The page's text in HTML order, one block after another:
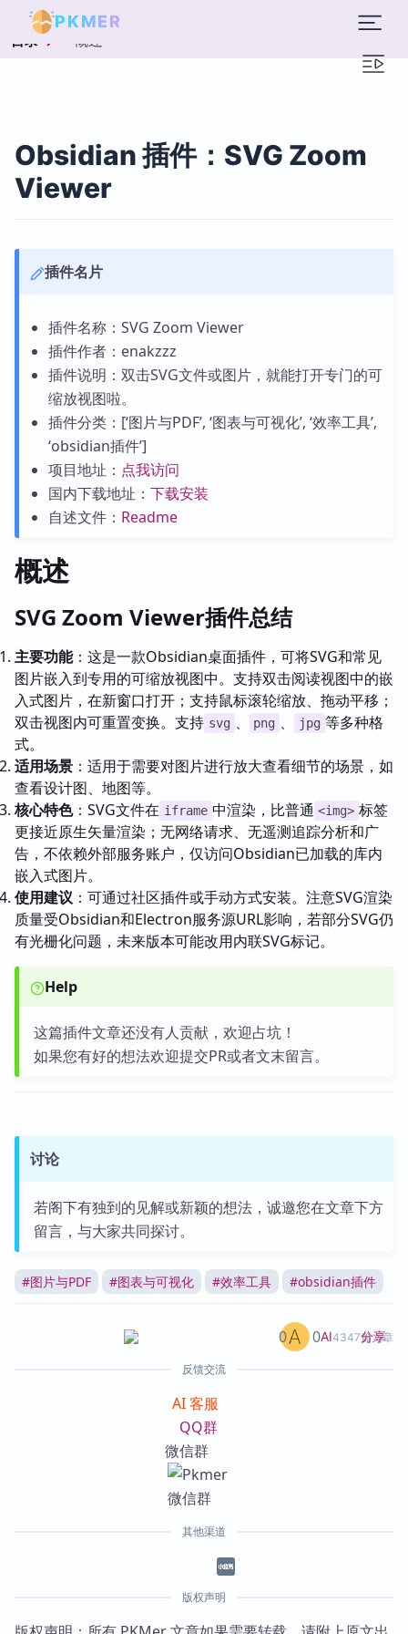
PKMER
目录 概述
Obsidian 插件：SVG Zoom
Viewer
插件名片
插件名称：SVG Zoom Viewer
插件作者：enakzzz
插件说明：双击SVG文件或图片，就能打开专门的可
缩放视图啦。
插件分类：[‘图片与PDF’, ‘图表与可视化’, ‘效率工具’,
‘obsidian插件’]
项目地址： 点我访问
国内下载地址： 下载安装
自述文件： Readme
概述
SVG Zoom Viewer插件总结
主要功能：这是一款Obsidian桌面插件，可将SVG和常见
图片嵌入到专用的可缩放视图中。支持双击阅读视图中的嵌
入式图片，在新窗口打开；支持鼠标滚轮缩放、拖动平移；
双击视图内可重置变换。支持 svg 、 png 、 jpg 等多种格
式。
适用场景 ：适用于需要对图片进行放大查看细节的场景，如
查看设计图、地图等。
核心特色：SVG文件在 iframe 中渲染，比普通 <img> 标签
更接近原生矢量渲染；无网络请求、无遥测追踪分析和广
告，不依赖外部服务账户，仅访问Obsidian已加载的库内
嵌入式图片。
使用建议 ：可通过社区插件或手动方式安装。注意SVG渲染
质量受Obsidian和Electron服务源URL影响，若部分SVG仍
有光栅化问题，未来版本可能改用内联SVG标记。
Help
这篇插件文章还没有人贡献，欢迎占坑！
如果您有好的想法欢迎提交PR或者文末留言。
讨论
若阁下有独到的见解或新颖的想法，诚邀您在文章下方
留言，与大家共同探讨。
#图片与PDF #图表与可视化 #效率工具 #obsidian插件
AI4347篇文章
0 0 分享
反馈交流
AI 客服
QQ群
微信群
其他渠道
版权声明